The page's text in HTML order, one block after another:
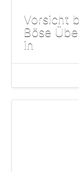
Vorsicht
Böse
in